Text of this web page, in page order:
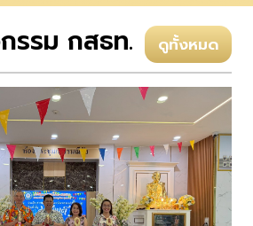
รม กสธท. ดูทั้งหมด